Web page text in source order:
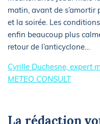
matin, avant de s’amortir
et la soirée. Les
enfin beaucoup plus
retour de l’anticyclone…
Cyrille Duchesne, expert
METEO CONSULT